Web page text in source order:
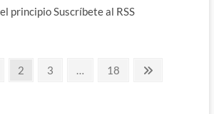
principio Suscríbete al RSS
Página
2 Página
3 … Página
18
Página